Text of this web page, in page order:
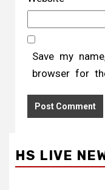
Save my
browser for
HS LIVE